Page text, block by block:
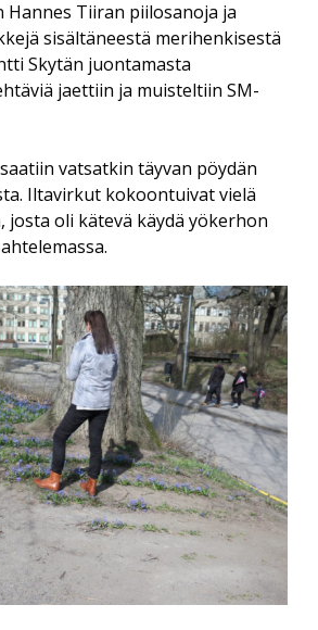
Helsingin kirjamessut
Sanasepot koulun penkillä
tapaaminen 2013
Vaakasuoraan: Copyright (13 kirjainta)
Voipio: Fakkisanakisan satoa
Nurmi: Epäitsenäiset “sanat”
menu
ASIKAINEN 1955-2013
A. JAUHIAINEN 1946-2018
RAUVOLA 1949-2023
Yhdistyksen säännöt
Rekisteriseloste
Hannes Tiiran piilosanoja ja
sisältäneestä merihenkisestä
Skytän juontamasta
jaettiin ja muisteltiin SM-
vatsatkin täyvan pöydän
Iltavirkut kokoontuivat vielä
josta oli kätevä käydä yökerhon